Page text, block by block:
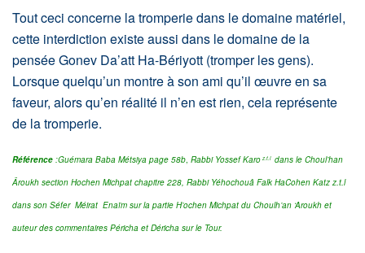
Tout ceci concerne la tromperie dans le domaine matériel,
cette interdiction existe aussi dans le domaine de la
pensée Gonev Da’att Ha-Bériyott (tromper les gens).
Lorsque quelqu’un montre à son ami qu’il œuvre en sa
faveur, alors qu’en réalité il n’en est rien, cela représente
de la tromperie.
Référence :Guémara Baba Métsiya page 58b, Rabbi Yossef Karo z.t.l dans le Choul’han
Âroukh section Hochen Michpat chapitre 228, Rabbi Yéhochouâ Falk HaCohen Katz z.t.l
dans son Séfer Méirat Enaïm sur la partie H’ochen Michpat du Choulh’an ‘Aroukh et
auteur des commentaires Péricha et Déricha sur le Tour.